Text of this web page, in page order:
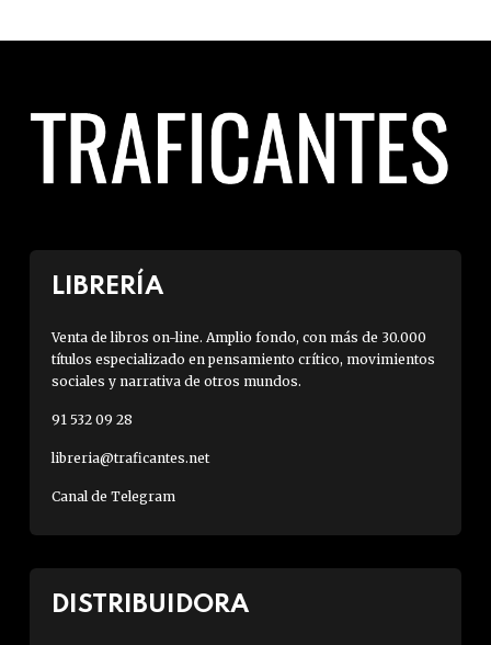
LIBRERÍA
Venta de libros on-line. Amplio fondo, con más de 30.000
títulos especializado en pensamiento crítico, movimientos
sociales y narrativa de otros mundos.
91 532 09 28
libreria@traficantes.net
Canal de Telegram
DISTRIBUIDORA